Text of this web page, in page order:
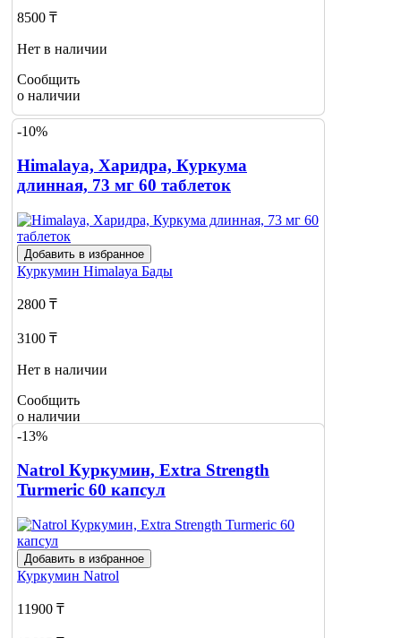
8500 ₸
Нет в наличии
Сообщить
о наличии
-10%
Himalaya, Харидра, Куркума
длинная, 73 мг 60 таблеток
Добавить в избранное
Куркумин Himalaya Бады
2800 ₸
3100 ₸
Нет в наличии
Сообщить
о наличии
1
-13%
Natrol Куркумин, Extra Strength
Turmeric 60 капсул
Добавить в избранное
Куркумин Natrol
11900 ₸